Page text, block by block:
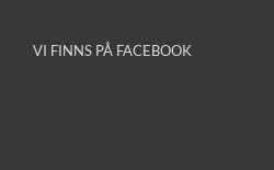
VI FINNS PÅ FACEBOOK